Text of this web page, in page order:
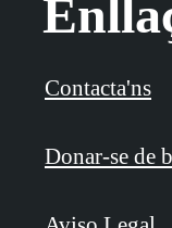
Contacta'ns
Donar-se de